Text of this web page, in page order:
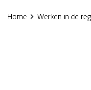
Home Werken in de